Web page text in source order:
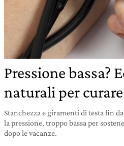
Pressione bassa?
naturali per
Stanchezza e giramenti di testa fin
la pressione, troppo bassa per
dopo le vacanze.